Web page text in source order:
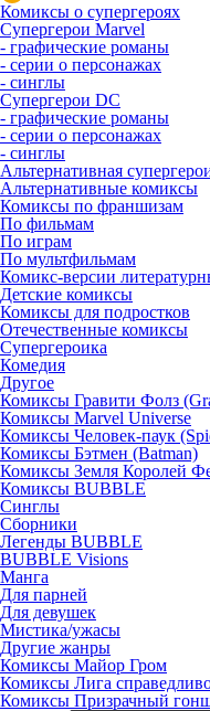
Комиксы о супергероях
Супергерои Marvel
- графические романы
- серии о персонажах
- синглы
Супергерои DC
- графические романы
- серии о персонажах
- синглы
Альтернативная
Альтернативные комиксы
Комиксы по франшизам
По фильмам
По играм
По мультфильмам
Комикс-версии
Детские комиксы
Комиксы для подростков
Отечественные комиксы
Супергероика
Комедия
Другое
Комиксы Гравити Фолз
Комиксы Marvel Universe
Комиксы Человек-паук
Комиксы Бэтмен (Batman)
Комиксы Земля Королей
Комиксы BUBBLE
Синглы
Сборники
Легенды BUBBLE
BUBBLE Visions
Манга
Для парней
Для девушек
Мистика/ужасы
Другие жанры
Комиксы Майор Гром
Комиксы Лига
Комиксы Призрачный